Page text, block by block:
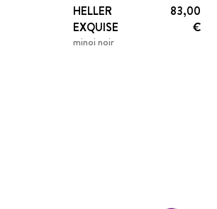
HELLER
EXQUISE
83,00
€
minoi noir